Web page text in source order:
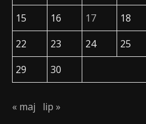
15
16 17 18
22
23 24 25
29
30
« maj lip »